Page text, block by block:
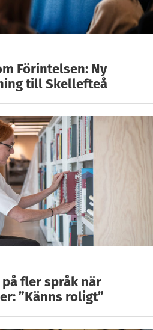
Förintelsen: Ny
till Skellefteå
fler språk när
”Känns roligt”